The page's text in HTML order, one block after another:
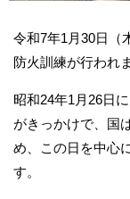
令和7年1月30日（
防火訓練が行われ
昭和24年1月26日
がきっかけで、国
め、この日を中心
す。